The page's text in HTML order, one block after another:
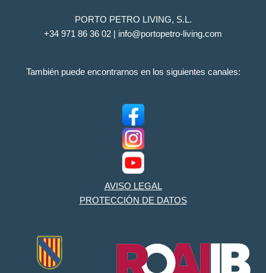
PORTO PETRO LIVING, S.L.
+34 971 86 36 02 | info@portopetro-living.com
También puede encontrarnos en los siguientes canales:
AVISO LEGAL
PROTECCIÓN DE DATOS